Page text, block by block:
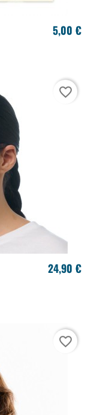
5,00 €
24,90 €
favorite_border
favorite_border